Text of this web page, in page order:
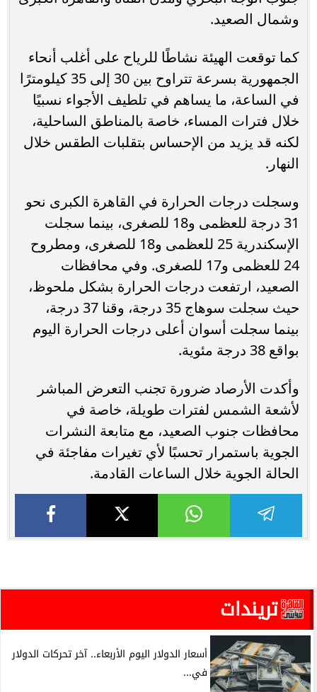
وشمال الصعيد.
كما توقعت الهيئة نشاطًا للرياح على أغلب أنحاء
الجمهورية بسرعة تتراوح بين 30 إلى 35 كيلومترًا
في الساعة، ما يساهم في تلطيف الأجواء نسبيًا
خلال فترات المساء، خاصة بالمناطق الساحلية،
لكنه قد يزيد من الإحساس بتقلبات الطقس خلال
النهار.
وسجلت درجات الحرارة في القاهرة الكبرى نحو
31 درجة للعظمى و18 للصغرى، بينما سجلت
الإسكندرية 25 للعظمى و18 للصغرى، ومطروح
24 للعظمى و17 للصغرى. وفي محافظات
الصعيد، ارتفعت درجات الحرارة بشكل ملحوظ،
حيث سجلت سوهاج 35 درجة، وقنا 37 درجة،
بينما سجلت أسوان أعلى درجات الحرارة اليوم
بواقع 38 درجة مئوية.
وأكدت الأرصاد ضرورة تجنب التعرض المباشر
لأشعة الشمس لفترات طويلة، خاصة في
محافظات جنوب الصعيد، مع متابعة النشرات
الجوية باستمرار تحسبًا لأي تغيرات مفاجئة في
الحالة الجوية خلال الساعات القادمة.
تريندات
أسعار الدولار اليوم الأربعاء.. آخر تحركات الدولار
في...